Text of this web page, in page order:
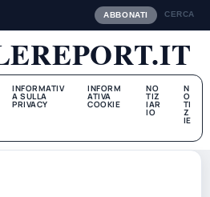
ABBONATI CERCA
INFORMATIV
A SULLA
PRIVACY
INFORM
ATIVA
COOKIE
NO
TIZ
IAR
IO
N
O
TI
Z
IE